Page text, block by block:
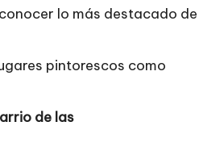
lo más destacado de
pintorescos como
de las